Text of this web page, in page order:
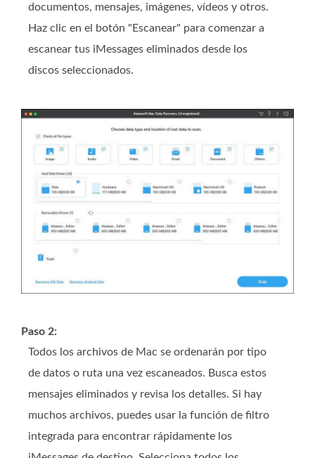
documentos, mensajes, imágenes, vídeos y otros.
Haz clic en el botón "Escanear" para comenzar a
escanear tus iMessages eliminados desde los
discos seleccionados.
Paso 2:
Todos los archivos de Mac se ordenarán por tipo
de datos o ruta una vez escaneados. Busca estos
mensajes eliminados y revisa los detalles. Si hay
muchos archivos, puedes usar la función de filtro
integrada para encontrar rápidamente los